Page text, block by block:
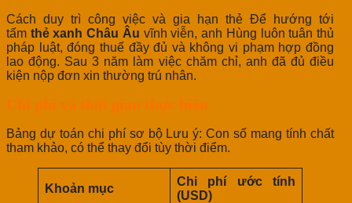
Cách duy trì công việc và gia hạn thẻ Để hướng tới
tấm thẻ xanh Châu Âu vĩnh viễn, anh Hùng luôn tuân thủ
pháp luật, đóng thuế đầy đủ và không vi phạm hợp đồng
lao động. Sau 3 năm làm việc chăm chỉ, anh đã đủ điều
kiện nộp đơn xin thường trú nhân.
Chi phí và thời gian thực hiện
Bảng dự toán chi phí sơ bộ Lưu ý: Con số mang tính chất
tham khảo, có thể thay đổi tùy thời điểm.
Khoản mục
Chi phí ước tính
(USD)